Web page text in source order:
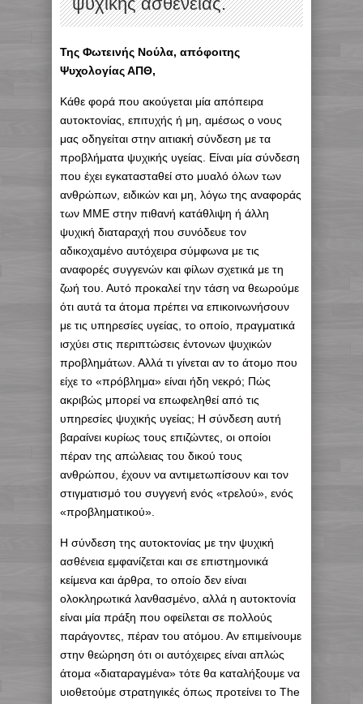
Της Φωτεινής Νούλα, απόφοιτης
Ψυχολογίας ΑΠΘ,
Κάθε φορά που ακούγεται μία απόπειρα
αυτοκτονίας, επιτυχής ή μη, αμέσως ο νους
μας οδηγείται στην αιτιακή σύνδεση με τα
προβλήματα ψυχικής υγείας. Είναι μία σύνδεση
που έχει εγκατασταθεί στο μυαλό όλων των
ανθρώπων, ειδικών και μη, λόγω της αναφοράς
των ΜΜΕ στην πιθανή κατάθλιψη ή άλλη
ψυχική διαταραχή που συνόδευε τον
αδικοχαμένο αυτόχειρα σύμφωνα με τις
αναφορές συγγενών και φίλων σχετικά με τη
ζωή του. Αυτό προκαλεί την τάση να θεωρούμε
ότι αυτά τα άτομα πρέπει να επικοινωνήσουν
με τις υπηρεσίες υγείας, το οποίο, πραγματικά
ισχύει στις περιπτώσεις έντονων ψυχικών
προβλημάτων. Αλλά τι γίνεται αν το άτομο που
είχε το «πρόβλημα» είναι ήδη νεκρό; Πώς
ακριβώς μπορεί να επωφεληθεί από τις
υπηρεσίες ψυχικής υγείας; Η σύνδεση αυτή
βαραίνει κυρίως τους επιζώντες, οι οποίοι
πέραν της απώλειας του δικού τους
ανθρώπου, έχουν να αντιμετωπίσουν και τον
στιγματισμό του συγγενή ενός «τρελού», ενός
«προβληματικού».
Η σύνδεση της αυτοκτονίας με την ψυχική
ασθένεια εμφανίζεται και σε επιστημονικά
κείμενα και άρθρα, το οποίο δεν είναι
ολοκληρωτικά λανθασμένο, αλλά η αυτοκτονία
είναι μία πράξη που οφείλεται σε πολλούς
παράγοντες, πέραν του ατόμου. Αν επιμείνουμε
στην θεώρηση ότι οι αυτόχειρες είναι απλώς
άτομα «διαταραγμένα» τότε θα καταλήξουμε να
υιοθετούμε στρατηγικές όπως προτείνει το The